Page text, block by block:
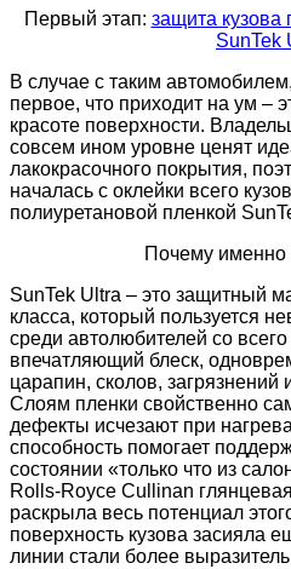
Первый этап: защита кузова
SunTek
В случае с таким
первое, что приходит на ум –
красоте поверхности.
совсем ином уровне ценят
лакокрасочного покрытия,
началась с оклейки всего
полиуретановой пленкой
Почему именно
SunTek Ultra – это защитный
класса, который пользуется
среди автолюбителей со
впечатляющий блеск,
царапин, сколов,
Слоям пленки свойственно
дефекты исчезают при
способность помогает
состоянии «только что из
Rolls-Royce Cullinan
раскрыла весь потенциал
поверхность кузова засияла
линии стали более